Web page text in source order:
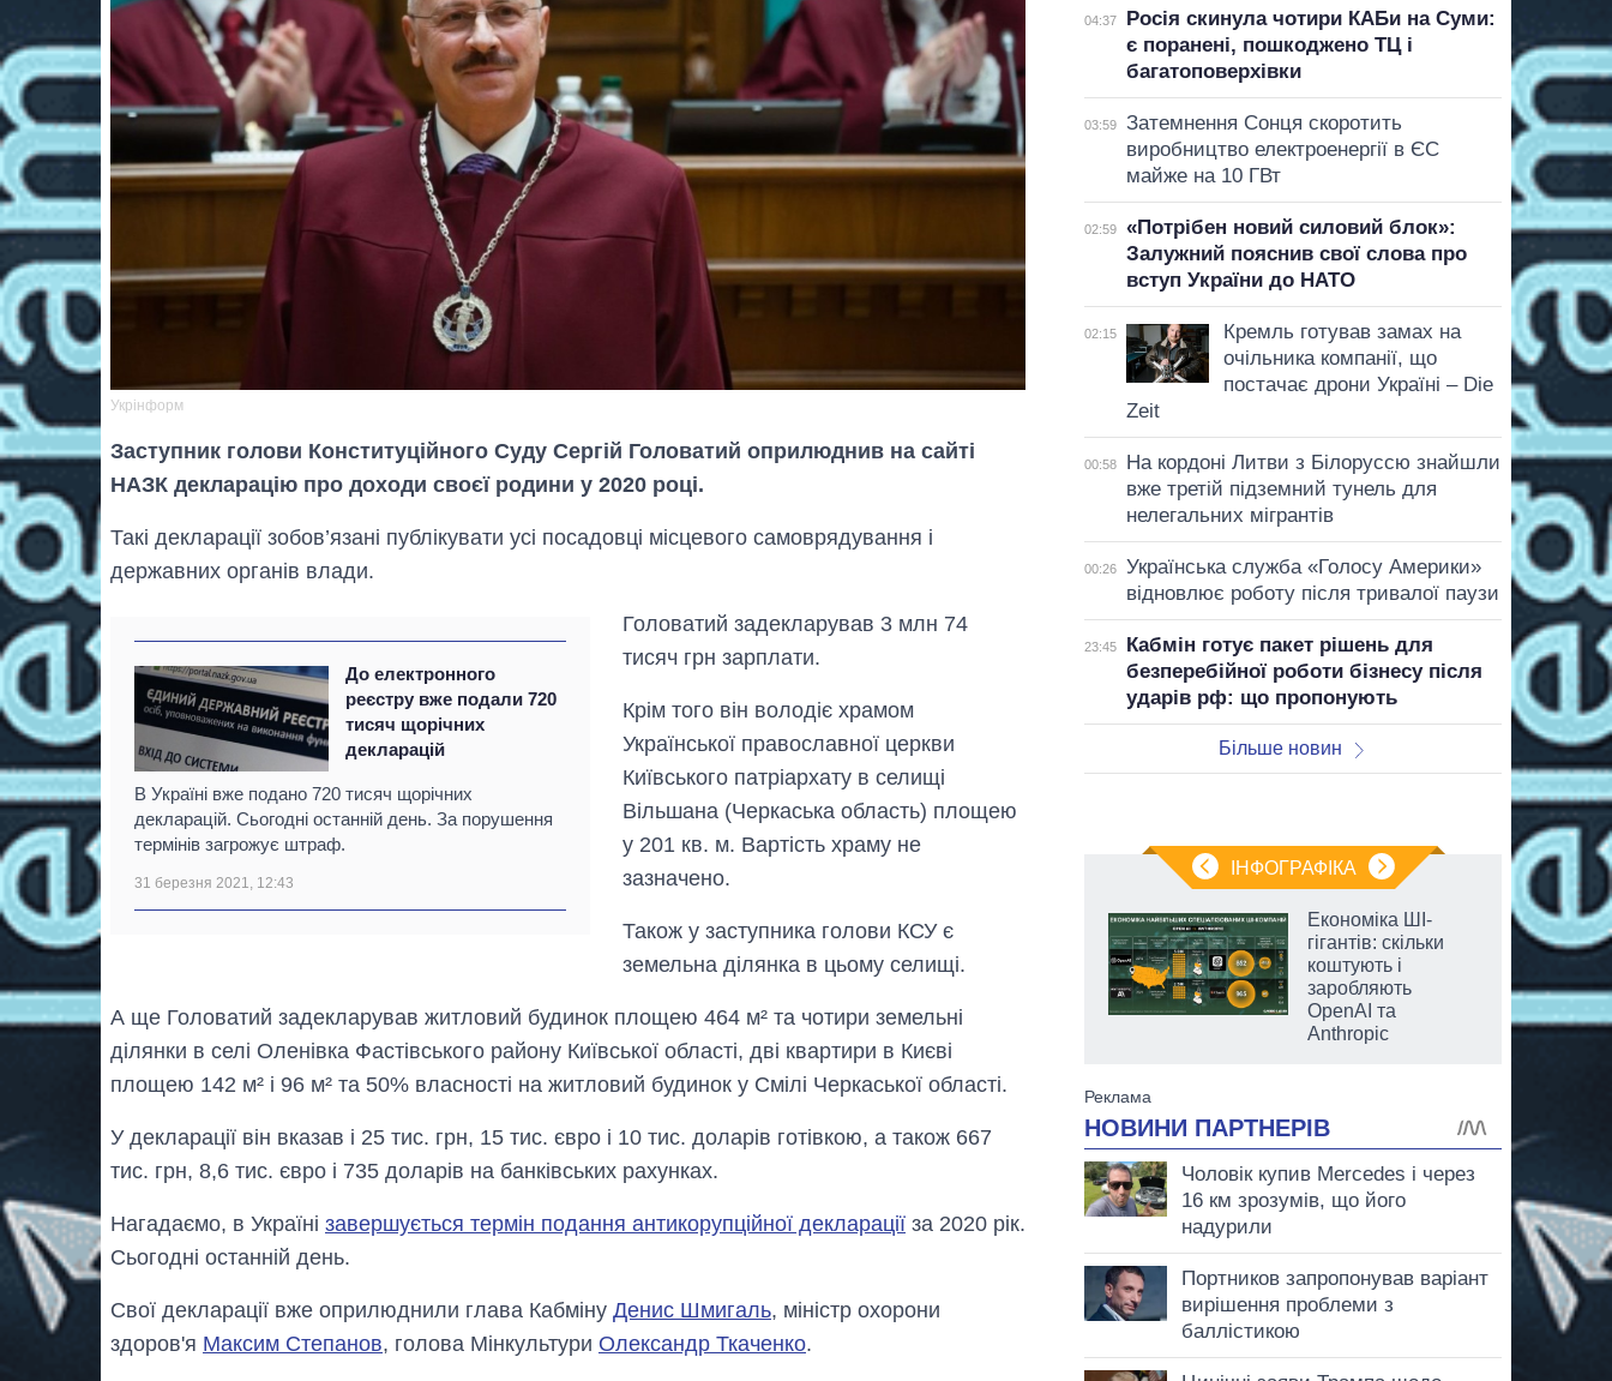
Укрінформ
Заступник голови Конституційного Суду Сергій Головатий оприлюднив на сайті
НАЗК декларацію про доходи своєї родини у 2020 році.
Такі декларації зобов’язані публікувати усі посадовці місцевого самоврядування і
державних органів влади.
До електронного
реєстру вже подали 720
тисяч щорічних
декларацій
В Україні вже подано 720 тисяч щорічних
декларацій. Сьогодні останній день. За порушення
термінів загрожує штраф.
31 березня 2021, 12:43
Головатий задекларував 3 млн 74
тисяч грн зарплати.
Крім того він володіє храмом
Української православної церкви
Київського патріархату в селищі
Вільшана (Черкаська область) площею
у 201 кв. м. Вартість храму не
зазначено.
Також у заступника голови КСУ є
земельна ділянка в цьому селищі.
А ще Головатий задекларував житловий будинок площею 464 м² та чотири земельні
ділянки в селі Оленівка Фастівського району Київської області, дві квартири в Києві
площею 142 м² і 96 м² та 50% власності на житловий будинок у Смілі Черкаської області.
У декларації він вказав і 25 тис. грн, 15 тис. євро і 10 тис. доларів готівкою, а також 667
тис. грн, 8,6 тис. євро і 735 доларів на банківських рахунках.
Нагадаємо, в Україні завершується термін подання антикорупційної декларації за 2020 рік.
Сьогодні останній день.
Свої декларації вже оприлюднили глава Кабміну Денис Шмигаль, міністр охорони
здоров'я Максим Степанов, голова Мінкультури Олександр Ткаченко.
04:37
Росія скинула чотири КАБи на Суми:
є поранені, пошкоджено ТЦ і
багатоповерхівки
03:59
Затемнення Сонця скоротить
виробництво електроенергії в ЄС
майже на 10 ГВт
02:59
«Потрібен новий силовий блок»:
Залужний пояснив свої слова про
вступ України до НАТО
02:15
Кремль готував замах на
очільника компанії, що
постачає дрони Україні – Die
Zeit
00:58
На кордоні Литви з Білоруссю знайшли
вже третій підземний тунель для
нелегальних мігрантів
00:26
Українська служба «Голосу Америки»
відновлює роботу після тривалої паузи
23:45
Кабмін готує пакет рішень для
безперебійної роботи бізнесу після
ударів рф: що пропонують
Більше новин
ІНФОГРАФІКА
Експорт зброї:
скільки ракет,
літаків і танків
за роки
Економіка ШІ-
гігантів: скільки
коштують і
заробляють
OpenAI та
Anthropic